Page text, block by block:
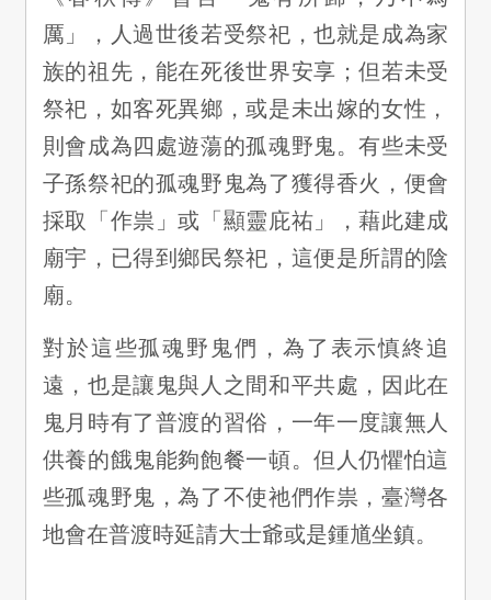
厲」，人過世後若受祭祀，也就是成為家
族的祖先，能在死後世界安享；但若未受
祭祀，如客死異鄉，或是未出嫁的女性，
則會成為四處遊蕩的孤魂野鬼。有些未受
子孫祭祀的孤魂野鬼為了獲得香火，便會
採取「作祟」或「顯靈庇祐」，藉此建成
廟宇，已得到鄉民祭祀，這便是所謂的陰
廟。
對於這些孤魂野鬼們，為了表示慎終追
遠，也是讓鬼與人之間和平共處，因此在
鬼月時有了普渡的習俗，一年一度讓無人
供養的餓鬼能夠飽餐一頓。但人仍懼怕這
些孤魂野鬼，為了不使祂們作祟，臺灣各
地會在普渡時延請大士爺或是鍾馗坐鎮。